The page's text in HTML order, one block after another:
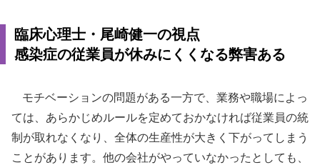
臨床心理士・尾崎健一の視点
感染症の従業員が休みにくくなる弊害ある
モチベーションの問題がある一方で、業務や職場によっ
ては、あらかじめルールを定めておかなければ従業員の統
制が取れなくなり、全体の生産性が大きく下がってしまう
ことがあります。他の会社がやっていなかったとしても、